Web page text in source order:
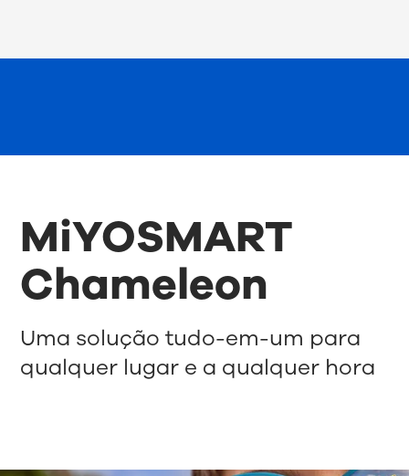
MiYOSMART
Chameleon
Uma solução tudo-em-um para
qualquer lugar e a qualquer hora